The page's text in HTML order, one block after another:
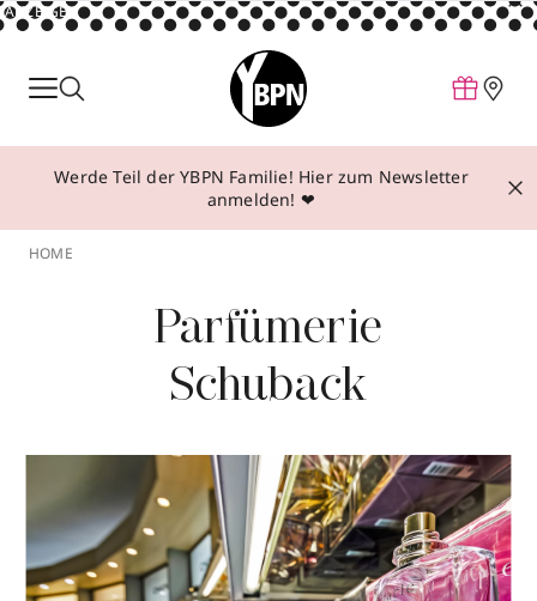
ANZEIGE
Parfum
Make-up
Behandlungen
Über YBPN
Aktionen
Werde Teil der YBPN Familie! Hier zum Newsletter
anmelden! ❤
HOME
Parfümerie
Schuback